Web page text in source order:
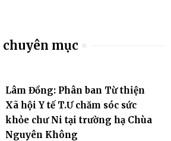
mục
Lâm Đồng: Phân ban Từ thiện
Xã hội Y tế T.Ư chăm sóc sức
khỏe chư Ni tại trường hạ Chùa
Nguyên Không